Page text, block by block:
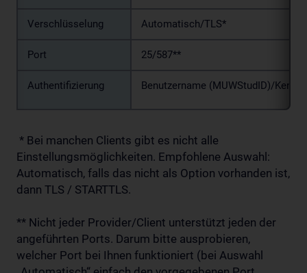
Verschlüsselung Automatisch/TLS*
Port 25/587**
Authentifizierung Benutzername (MUWStudID)/
* Bei manchen Clients gibt es nicht alle
Einstellungsmöglichkeiten. Empfohlene Auswahl:
Automatisch, falls das nicht als Option vorhanden ist,
dann TLS / STARTTLS.
** Nicht jeder Provider/Client unterstützt jeden der
angeführten Ports. Darum bitte ausprobieren,
welcher Port bei Ihnen funktioniert (bei Auswahl